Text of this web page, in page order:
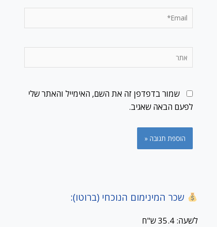
Email*
אתר
שמור בדפדפן זה את השם, האימייל והאתר שלי
לפעם הבאה שאגיב.
שכר המינימום הנוכחי (ברוטו):
לשעה: 35.4 ש"ח